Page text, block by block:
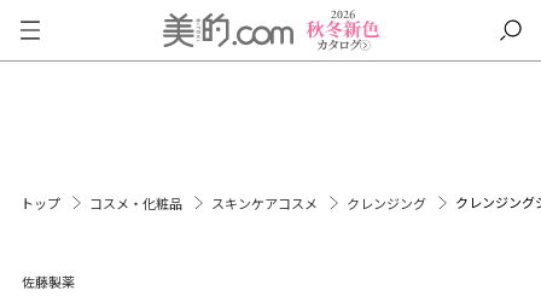
トップ コスメ・化粧品 スキンケアコスメ クレンジング クレンジング
佐藤製薬